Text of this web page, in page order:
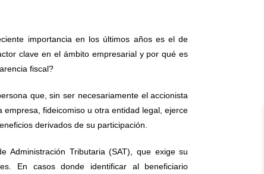
importancia en los últimos años es el de
clave en el ámbito empresarial y por qué es
fiscal?
que, sin ser necesariamente el accionista
fideicomiso u otra entidad legal, ejerce
derivados de su participación.
Administración Tributaria (SAT), que exige su
En casos donde identificar al beneficiario